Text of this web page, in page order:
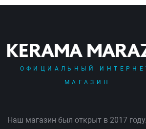
ОФИЦИАЛЬНЫЙ
МАГАЗИН
Наш магазин был открыт в 2017 году.